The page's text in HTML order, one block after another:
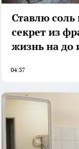
Ставлю
секрет из
жизнь на до
04:37